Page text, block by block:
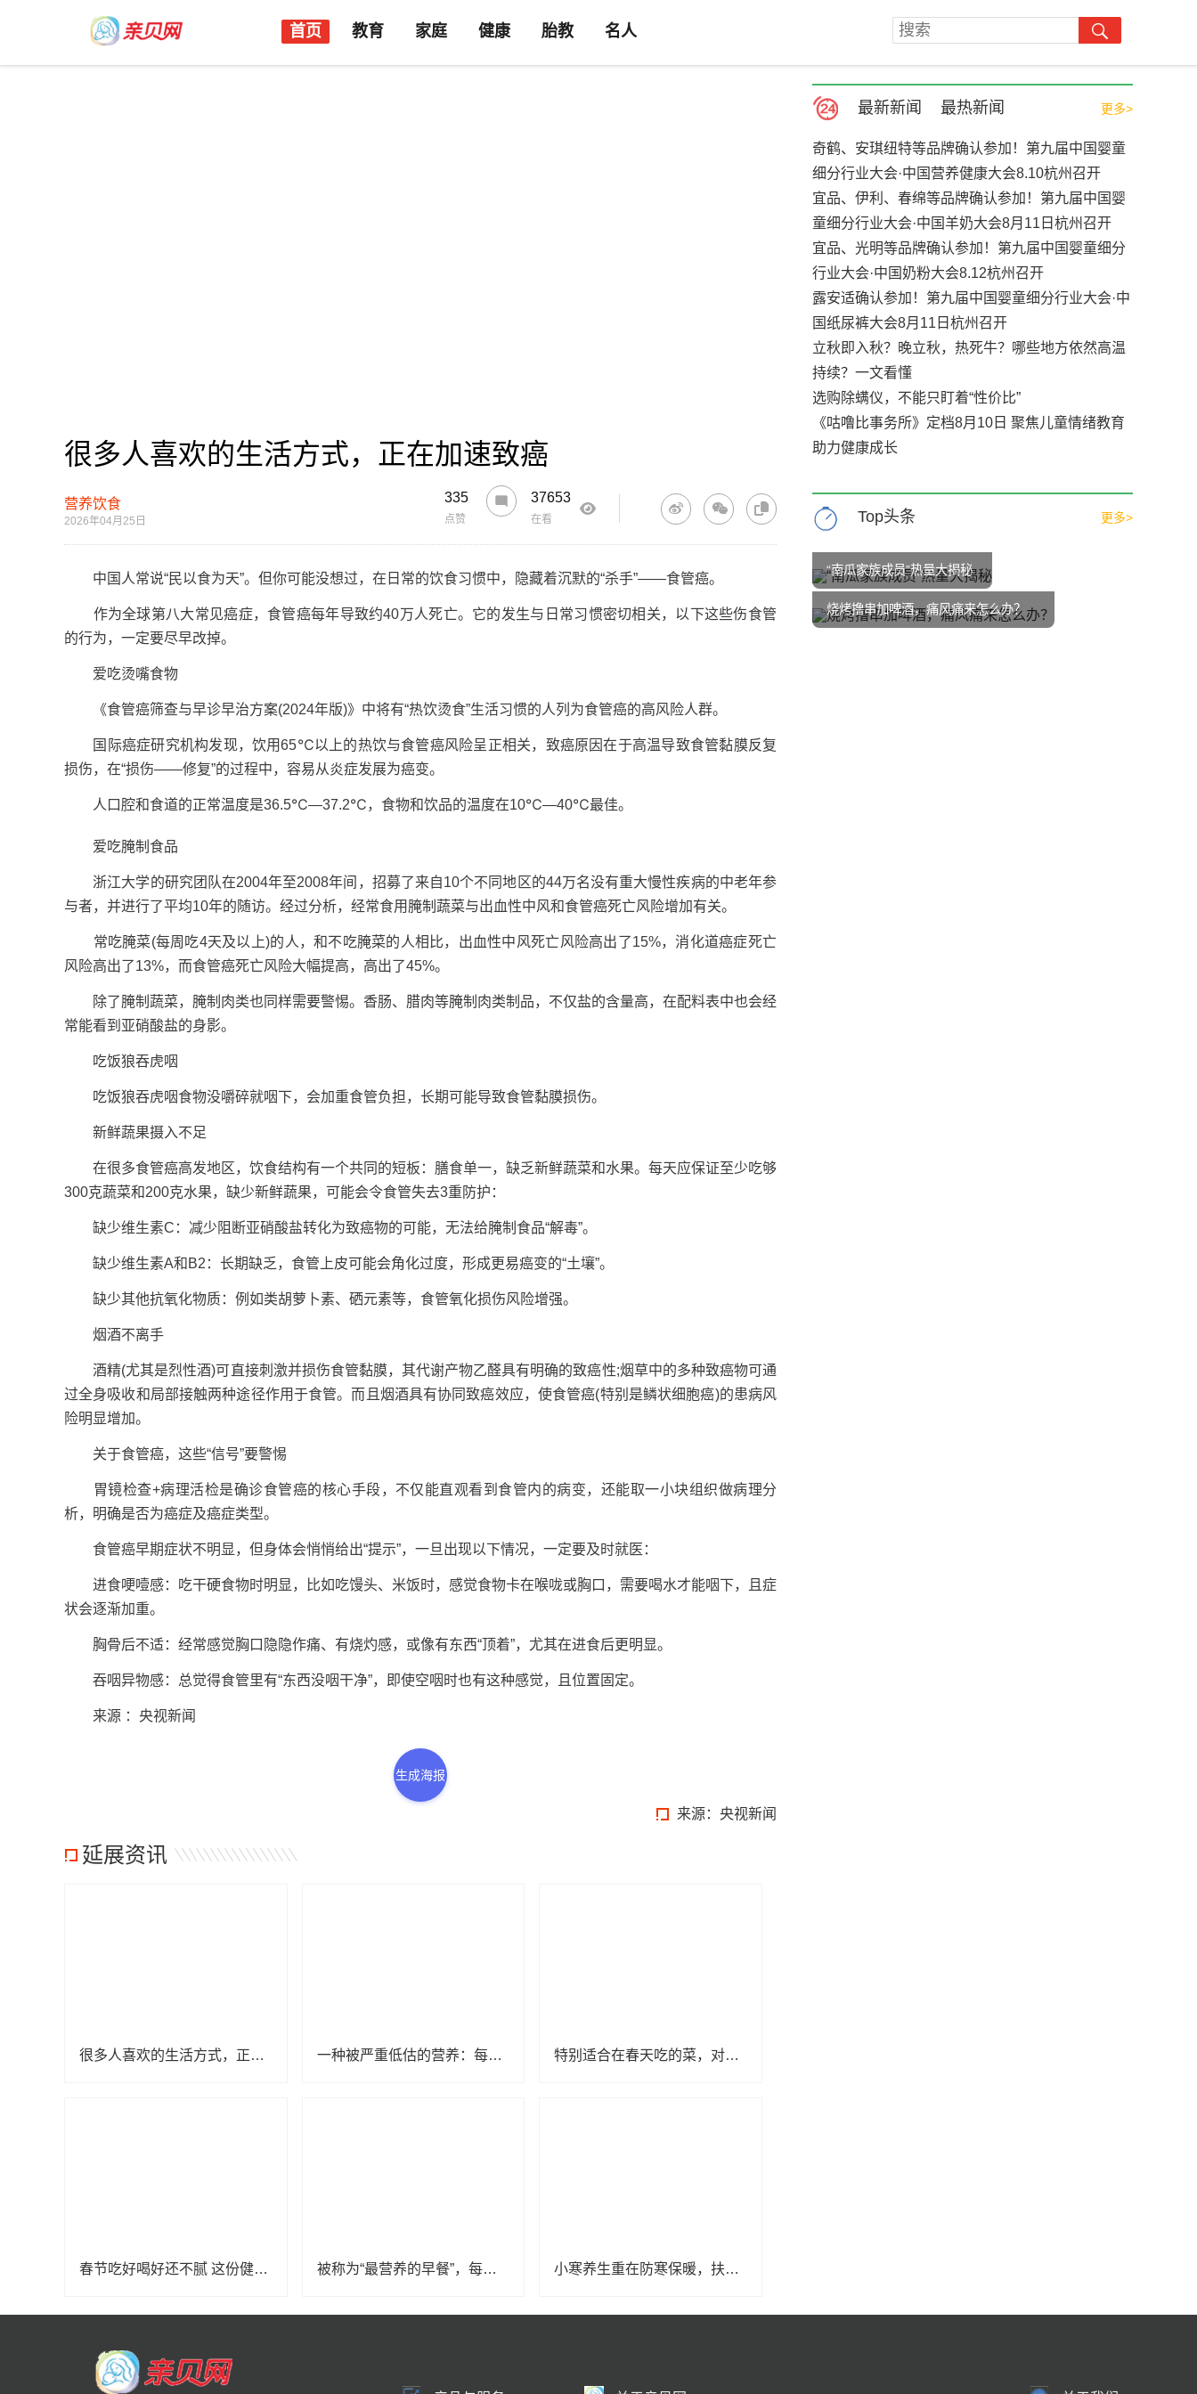
首页 教育 家庭 健康 胎教 名人
很多人喜欢的生活方式，正在加速致癌
营养饮食
2026年04月25日
335
点赞
37653
在看
中国人常说“民以食为天”。但你可能没想过，在日常的饮食习惯中，隐藏着沉默的“杀手”——食管癌。
作为全球第八大常见癌症，食管癌每年导致约40万人死亡。它的发生与日常习惯密切相关，以下这些伤食管
的行为，一定要尽早改掉。
爱吃烫嘴食物
《食管癌筛查与早诊早治方案(2024年版)》中将有“热饮烫食”生活习惯的人列为食管癌的高风险人群。
国际癌症研究机构发现，饮用65℃以上的热饮与食管癌风险呈正相关，致癌原因在于高温导致食管黏膜反复
损伤，在“损伤——修复”的过程中，容易从炎症发展为癌变。
人口腔和食道的正常温度是36.5℃—37.2℃，食物和饮品的温度在10℃—40℃最佳。
爱吃腌制食品
浙江大学的研究团队在2004年至2008年间，招募了来自10个不同地区的44万名没有重大慢性疾病的中老年参
与者，并进行了平均10年的随访。经过分析，经常食用腌制蔬菜与出血性中风和食管癌死亡风险增加有关。
常吃腌菜(每周吃4天及以上)的人，和不吃腌菜的人相比，出血性中风死亡风险高出了15%，消化道癌症死亡
风险高出了13%，而食管癌死亡风险大幅提高，高出了45%。
除了腌制蔬菜，腌制肉类也同样需要警惕。香肠、腊肉等腌制肉类制品，不仅盐的含量高，在配料表中也会经
常能看到亚硝酸盐的身影。
吃饭狼吞虎咽
吃饭狼吞虎咽食物没嚼碎就咽下，会加重食管负担，长期可能导致食管黏膜损伤。
新鲜蔬果摄入不足
在很多食管癌高发地区，饮食结构有一个共同的短板：膳食单一，缺乏新鲜蔬菜和水果。每天应保证至少吃够
300克蔬菜和200克水果，缺少新鲜蔬果，可能会令食管失去3重防护：
缺少维生素C：减少阻断亚硝酸盐转化为致癌物的可能，无法给腌制食品“解毒”。
缺少维生素A和B2：长期缺乏，食管上皮可能会角化过度，形成更易癌变的“土壤”。
缺少其他抗氧化物质：例如类胡萝卜素、硒元素等，食管氧化损伤风险增强。
烟酒不离手
酒精(尤其是烈性酒)可直接刺激并损伤食管黏膜，其代谢产物乙醛具有明确的致癌性;烟草中的多种致癌物可通
过全身吸收和局部接触两种途径作用于食管。而且烟酒具有协同致癌效应，使食管癌(特别是鳞状细胞癌)的患病风
险明显增加。
关于食管癌，这些“信号”要警惕
胃镜检查+病理活检是确诊食管癌的核心手段，不仅能直观看到食管内的病变，还能取一小块组织做病理分
析，明确是否为癌症及癌症类型。
食管癌早期症状不明显，但身体会悄悄给出“提示”，一旦出现以下情况，一定要及时就医：
进食哽噎感：吃干硬食物时明显，比如吃馒头、米饭时，感觉食物卡在喉咙或胸口，需要喝水才能咽下，且症
状会逐渐加重。
胸骨后不适：经常感觉胸口隐隐作痛、有烧灼感，或像有东西“顶着”，尤其在进食后更明显。
吞咽异物感：总觉得食管里有“东西没咽干净”，即使空咽时也有这种感觉，且位置固定。
来源 ：央视新闻
生成海报
来源：央视新闻
延展资讯
很多人喜欢的生活方式，正在加速致癌 一种被严重低估的营养：每天吃点它，或能抵消熬夜伤害！很多人没吃够 特别适合在春天吃的菜，对肝脏很友好
春节吃好喝好还不腻 这份健康饮食攻略请收好 被称为“最营养的早餐”，每天吃1个更健康！ 小寒养生重在防寒保暖，扶阳补肾，可适当多吃这两种肉
最新新闻 最热新闻 更多>
奇鹤、安琪纽特等品牌确认参加！第九届中国婴童
细分行业大会·中国营养健康大会8.10杭州召开
宜品、伊利、春绵等品牌确认参加！第九届中国婴
童细分行业大会·中国羊奶大会8月11日杭州召开
宜品、光明等品牌确认参加！第九届中国婴童细分
行业大会·中国奶粉大会8.12杭州召开
露安适确认参加！第九届中国婴童细分行业大会·中
国纸尿裤大会8月11日杭州召开
立秋即入秋？晚立秋，热死牛？哪些地方依然高温
持续？一文看懂
选购除螨仪，不能只盯着“性价比”
《咕噜比事务所》定档8月10日 聚焦儿童情绪教育
助力健康成长
Top头条 更多>
“南瓜家族成员”热量大揭秘
烧烤撸串加啤酒，痛风痛来怎么办？